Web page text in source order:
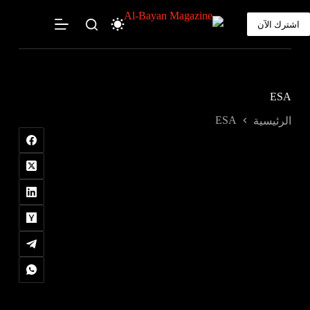
إلى
المحتوى
اشترك الآن
ESA
الرئيسية ESA